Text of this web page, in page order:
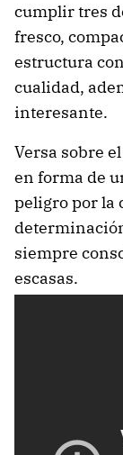
cumplir tres
fresco,
estructura
cualidad,
interesante.
Versa sobre
en forma de
peligro por la
siempre
escasas.